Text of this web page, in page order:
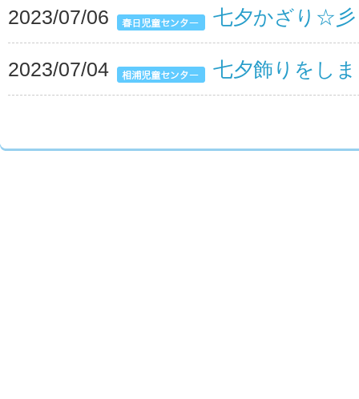
2023/07/06 七夕かざり☆
2023/07/04 七夕飾りをし